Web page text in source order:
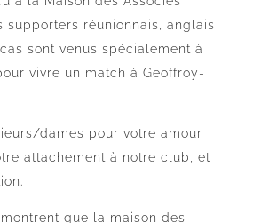
supporters réunionnais, anglais
sont venus spécialement à
vivre un match à Geoffroy-
dames pour votre amour
attachement à notre club, et
que la maison des